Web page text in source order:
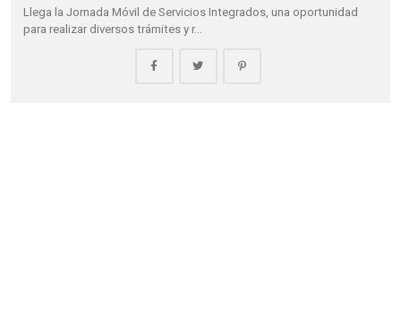
Llega la Jornada Móvil de Servicios Integrados, una oportunidad
para realizar diversos trámites y r…